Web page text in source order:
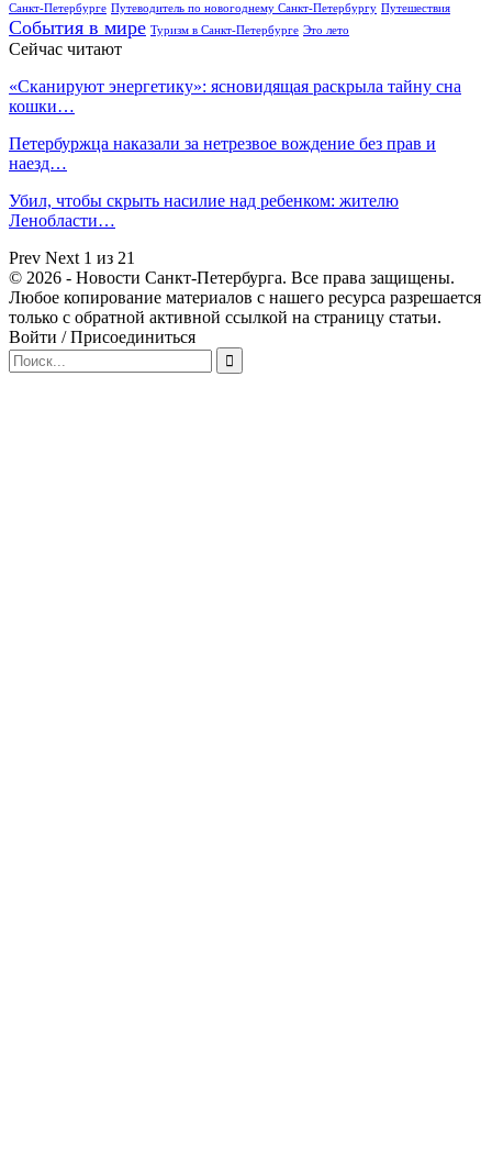
Санкт-Петербурге Путеводитель по новогоднему Санкт-Петербургу Путешествия
События в мире Туризм в Санкт-Петербурге Это лето
Сейчас читают
«Сканируют энергетику»: ясновидящая раскрыла тайну сна
кошки…
Петербуржца наказали за нетрезвое вождение без прав и
наезд…
Убил, чтобы скрыть насилие над ребенком: жителю
Ленобласти…
Prev Next 1 из 21
© 2026 - Новости Санкт-Петербурга. Все права защищены.
Любое копирование материалов с нашего ресурса разрешается
только с обратной активной ссылкой на страницу статьи.
Войти / Присоединиться